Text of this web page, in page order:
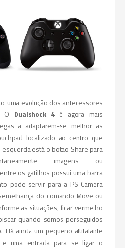
uma evolução dos antecessores
O Dualshock 4é agora mais
a adaptarem-se melhor ás
localizado ao centro que
esquerda está o botão Share para
imagens ou
os gatilhos possui uma barra
pode servir para a PS Camera
do comando Move ou
as situações, ficar vermelho
quando somos perseguidos
Há ainda um pequeno altifalante
e uma entrada para se ligar o